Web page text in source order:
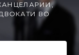
ВО